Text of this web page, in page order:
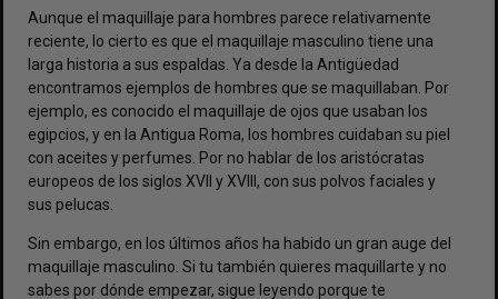
Aunque el maquillaje para hombres parece relativamente
reciente, lo cierto es que el maquillaje masculino tiene una
larga historia a sus espaldas. Ya desde la Antigüedad
encontramos ejemplos de hombres que se maquillaban. Por
ejemplo, es conocido el maquillaje de ojos que usaban los
egipcios, y en la Antigua Roma, los hombres cuidaban su piel
con aceites y perfumes. Por no hablar de los aristócratas
europeos de los siglos XVII y XVIII, con sus polvos faciales y
sus pelucas.
Sin embargo, en los últimos años ha habido un gran auge del
maquillaje masculino. Si tu también quieres maquillarte y no
sabes por dónde empezar, sigue leyendo porque te